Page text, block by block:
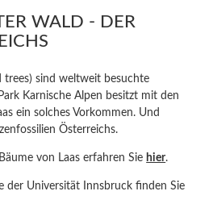
WALD - DER
trees) sind weltweit besuchte
Karnische Alpen besitzt mit den
ein solches Vorkommen. Und
Österreichs.
von Laas erfahren Sie hier.
der Universität Innsbruck finden Sie